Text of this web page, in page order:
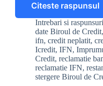
Citeste raspunsul
Pot
fi
scos
din
Biroul
de
Credit,
dacă
Intrebari si raspunsuri
date Biroul de Credit,
ifn, credit neplatit,
Icredit, IFN,
Credit, reclamatie
reclamatie IFN,
stergere Biroul de